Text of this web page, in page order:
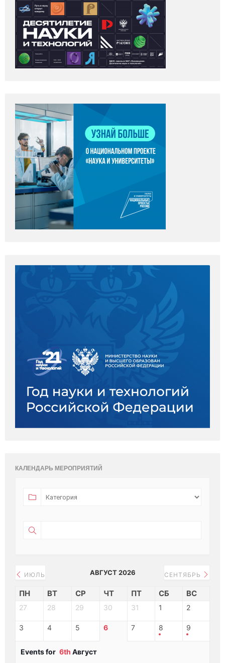
КАЛЕНДАРЬ МЕРОПРИЯТИЙ
ИЮЛЬ АВГУСТ 2026 СЕНТЯБРЬ
ПН ВТ СР ЧТ ПТ СБ ВС
27 28 29 30 31 1 2
3 4 5 6 7 8 9
Events for 6th Август